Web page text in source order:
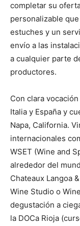
completar su
personalizable
estuches y un
envío a las
a cualquier parte
productores.
Con clara
Italia y España y
Napa, California.
internacionales
WSET (Wine and
alrededor del
Chateaux Langoa
Wine Studio o
degustación a
la DOCa Rioja